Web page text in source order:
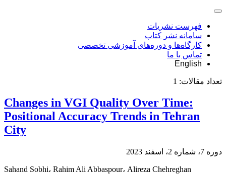
فهرست نشریات
سامانه نشر کتاب
کارگاه‌ها و دوره‌های آموزشی تخصصی
تماس با ما
English
تعداد مقالات: 1
Changes in VGI Quality Over Time:
Positional Accuracy Trends in Tehran
City
دوره 7، شماره 2، اسفند 2023
Sahand Sobhi، Rahim Ali Abbaspour، Alireza Chehreghan